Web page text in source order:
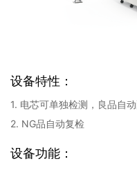
设备特性：
1. 电芯可单独检测，良品自
2. NG品自动复检
设备功能：